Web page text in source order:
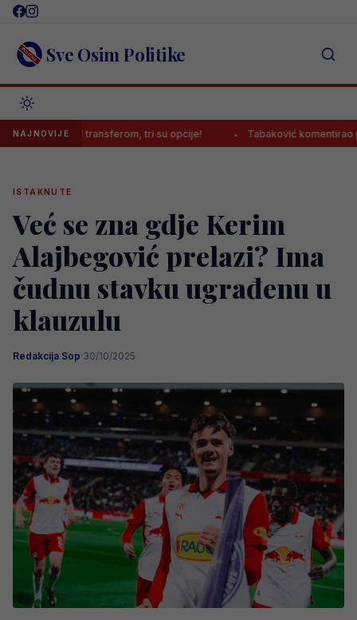
Skip
content Sve Osim Politike
NAJNOVIJE
pred transferom, tri su opcije! Tabaković komentirao prvijenac
ISTAKNUTE
Već se zna gdje Kerim
Alajbegović prelazi? Ima
čudnu stavku ugrađenu u
klauzulu
Redakcija Sop·30/10/2025